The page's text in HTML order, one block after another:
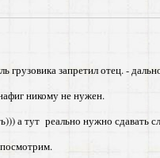
грузовика запретил отец. -
никому не нужен.
а тут реально нужно сдавать